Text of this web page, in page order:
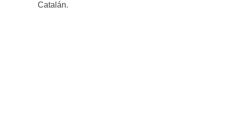
Catalán.